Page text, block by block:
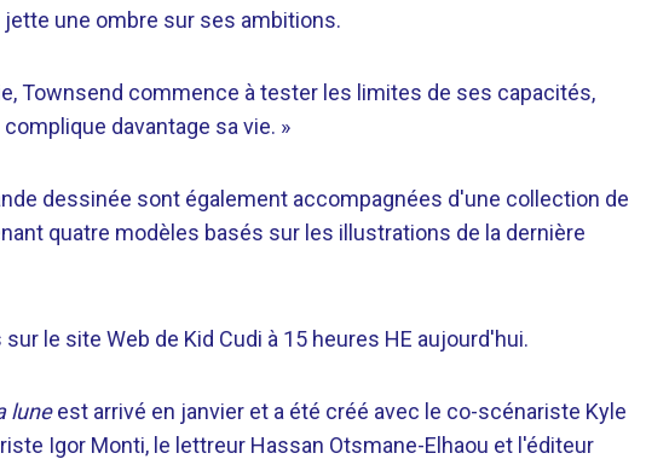
une ombre sur ses ambitions.
Townsend commence à tester les limites de ses capacités,
davantage sa vie. »
dessinée sont également accompagnées d'une collection de
quatre modèles basés sur les illustrations de la dernière
le site Web de Kid Cudi à 15 heures HE aujourd'hui.
luneest arrivé en janvier et a été créé avec le co-scénariste Kyle
Igor Monti, le lettreur Hassan Otsmane-Elhaou et l'éditeur